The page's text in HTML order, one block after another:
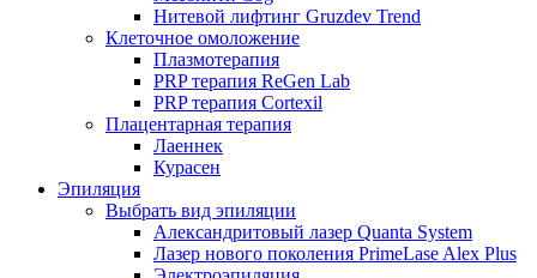
Нитевой лифтинг Gruzdev Trend
Клеточное омоложение
Плазмотерапия
PRP терапия ReGen Lab
PRP терапия Cortexil
Плацентарная терапия
Лаеннек
Курасен
Эпиляция
Выбрать вид эпиляции
Александритовый лазер Quanta System
Лазер нового поколения PrimeLase Alex Plus